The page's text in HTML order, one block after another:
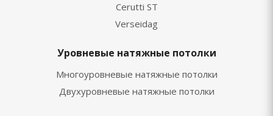
Cerutti ST
Verseidag
Уровневые натяжные потолки
Многоуровневые натяжные потолки
Двухуровневые натяжные потолки